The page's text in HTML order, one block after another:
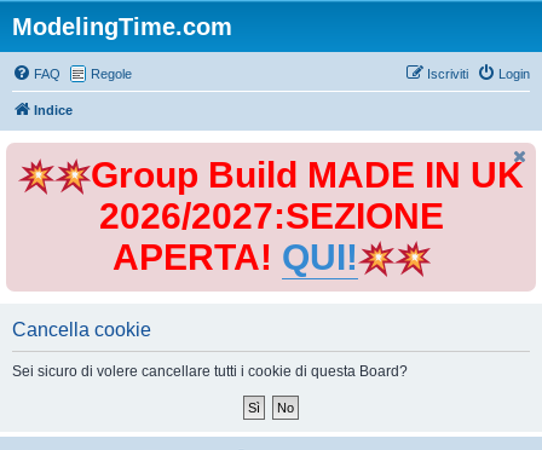
ModelingTime.com
FAQ Regole Login
Iscriviti
Indice
Group Build MADE IN UK
2026/2027:SEZIONE
APERTA! QUI!
Cancella cookie
Sei sicuro di volere cancellare tutti i cookie di questa Board?